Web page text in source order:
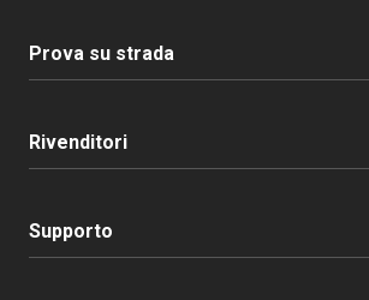
Prova su strada
Rivenditori
Supporto